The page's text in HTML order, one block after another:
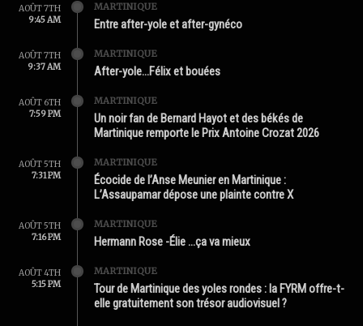
AOÛT 7TH
9:45 AM
MARTINIQUE
Entre after-yole et after-gynéco
AOÛT 7TH
9:37 AM
MARTINIQUE
After-yole…Félix et bouées
AOÛT 6TH
7:59 PM
MARTINIQUE
Un noir fan de Bernard Hayot et des békés de
Martinique remporte le Prix Antoine Crozat 2026
AOÛT 5TH
7:31 PM
MARTINIQUE
Écocide de l’Anse Meunier en Martinique :
L’Assaupamar dépose une plainte contre X
AOÛT 5TH
7:16 PM
MARTINIQUE
Hermann Rose -Élie …ça va mieux
AOÛT 4TH
5:15 PM
MARTINIQUE
Tour de Martinique des yoles rondes : la FYRM offre-t-
elle gratuitement son trésor audiovisuel ?